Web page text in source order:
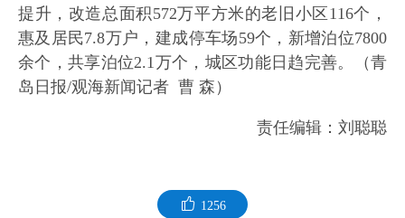
提升，改造总面积572万平方米的老旧小区116个，
惠及居民7.8万户，建成停车场59个，新增泊位7800
余个，共享泊位2.1万个，城区功能日趋完善。（青
岛日报/观海新闻记者 曹 森）
责任编辑：刘聪聪
1256